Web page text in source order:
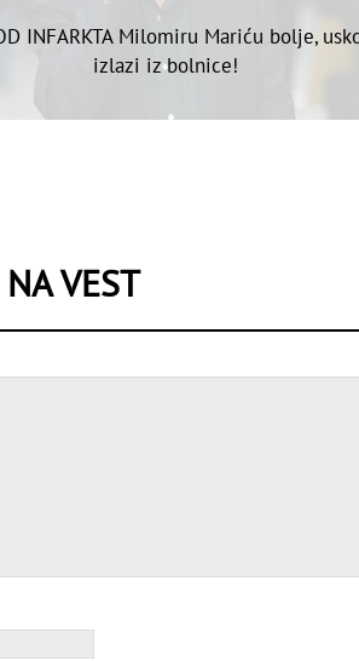
INFARKTA Milomiru Mariću bolje,
izlazi iz bolnice!
VEST